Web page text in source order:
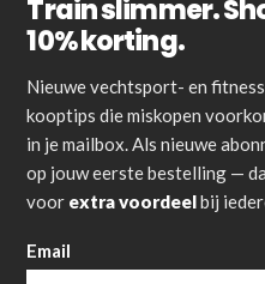
Train slimmer.
10% korting.
Nieuwe vechtsport- en
kooptips die miskopen
in je mailbox. Als nieuwe
op jouw eerste bestelling —
voor extra voordeelbij
Email